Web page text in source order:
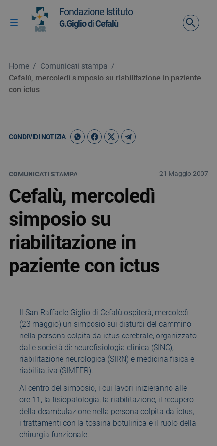
Vai ai contenuti
Vai al menu di navigazione
Vai al footer
Attiva / disattiva la navigazione
Fondazione Istituto
G.Giglio di Cefalù
Home / Comunicati stampa /
Cefalù, mercoledì simposio su riabilitazione in paziente
con ictus
CONDIVIDI NOTIZIA
COMUNICATI STAMPA 21 Maggio 2007
Cefalù, mercoledì
simposio su
riabilitazione in
paziente con ictus
Il San Raffaele Giglio di Cefalù ospiterà, mercoledì
(23 maggio) un simposio sui disturbi del cammino
nella persona colpita da ictus cerebrale, organizzato
dalle società di: neurofisiologia clinica (SINC),
riabilitazione neurologica (SIRN) e medicina fisica e
riabilitativa (SIMFER).
Al centro del simposio, i cui lavori inizieranno alle
ore 11, la fisiopatologia, la riabilitazione, il recupero
della deambulazione nella persona colpita da ictus,
i trattamenti con la tossina botulinica e il ruolo della
chirurgia funzionale.